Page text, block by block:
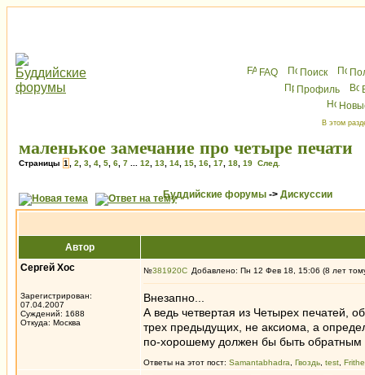
FAQ Поиск
Профиль
В этом
маленькое замечание про четыре печати
Страницы 1 2 3 4 5 6 7 12 13 14 15 16 17 18 19 След.
Буддийские форумы -> Дискуссии
Автор
Сергей Хос
Зарегистрирован:
07.04.2007
Суждений: 1688
Откуда: Москва
№381920 Добавлено: Пн 12 Фев 18, 15:06 (8 лет
Внезапно...
А ведь четвертая из Четырех печатей,
трех предыдущих, не аксиома, а
по-хорошему должен бы быть обратным
Ответы на этот пост: Samantabhadra Гвоздь test